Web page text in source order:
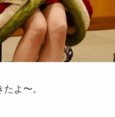
よ〜。